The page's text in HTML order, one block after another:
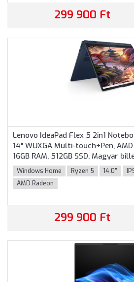
299 900 Ft
Lenovo IdeaPad Flex 5 2in1
14" WUXGA Multi-touch+Pen,
16GB RAM, 512GB SSD, Magyar
Home, 3 év garancia, Kék színben
Windows Home Ryzen 5 14.0"
AMD Radeon
299 900 Ft